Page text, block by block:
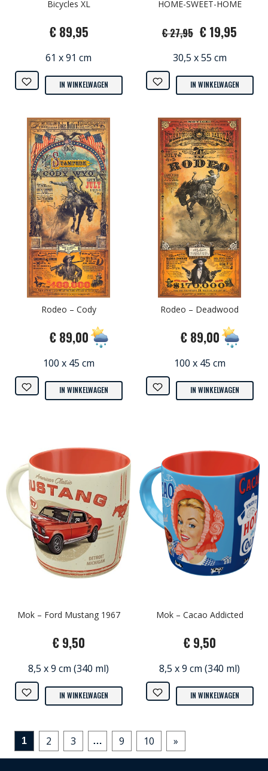
Bicycles XL
€ 89,95
61 x 91 cm
IN WINKELWAGEN
HOME-SWEET-HOME
€ 27,95 € 19,95
30,5 x 55 cm
IN WINKELWAGEN
Rodeo – Cody
€ 89,00
100 x 45 cm
IN WINKELWAGEN
Rodeo – Deadwood
€ 89,00
100 x 45 cm
IN WINKELWAGEN
Mok – Ford Mustang 1967
€ 9,50
8,5 x 9 cm (340 ml)
IN WINKELWAGEN
Mok – Cacao Addicted
€ 9,50
8,5 x 9 cm (340 ml)
IN WINKELWAGEN
1 2 3 … 9 10 »